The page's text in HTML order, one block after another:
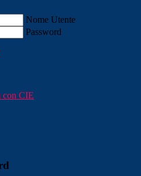
Nome Utente
Password
con CIE